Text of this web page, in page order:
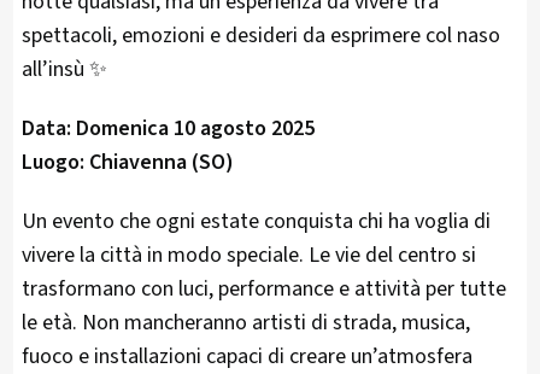
spettacoli, emozioni e desideri da esprimere col naso
all’insù ✨
Data: Domenica 10 agosto 2025
Luogo: Chiavenna (SO)
Un evento che ogni estate conquista chi ha voglia di
vivere la città in modo speciale. Le vie del centro si
trasformano con luci, performance e attività per tutte
le età. Non mancheranno artisti di strada, musica,
fuoco e installazioni capaci di creare un’atmosfera